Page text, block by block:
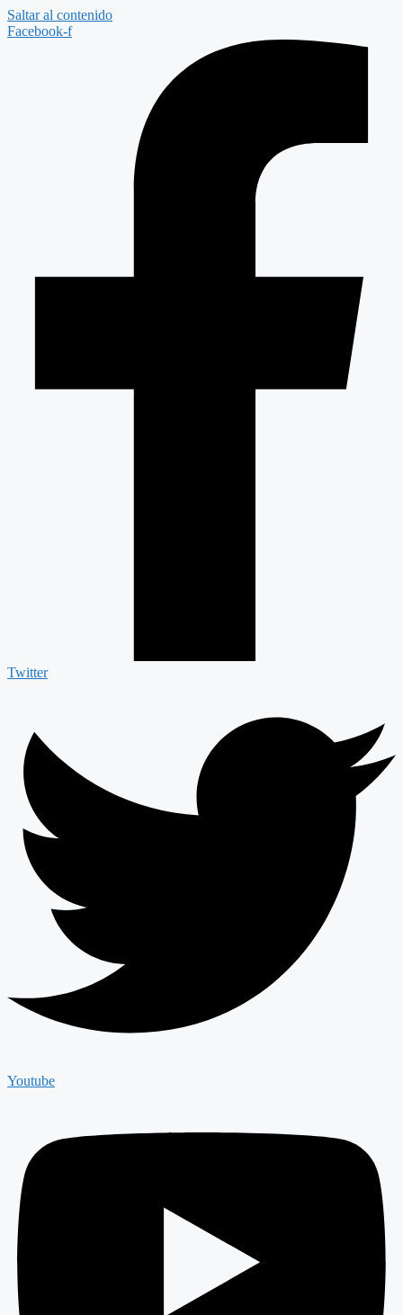
Saltar al contenido
Facebook-f
Twitter
Youtube